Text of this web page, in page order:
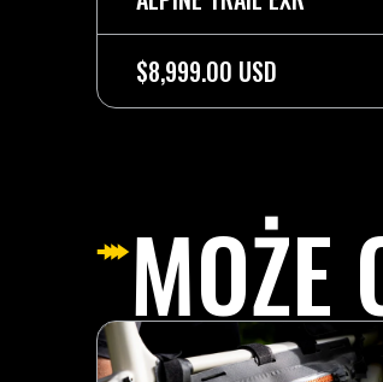
$8,999.00 USD
MOŻE